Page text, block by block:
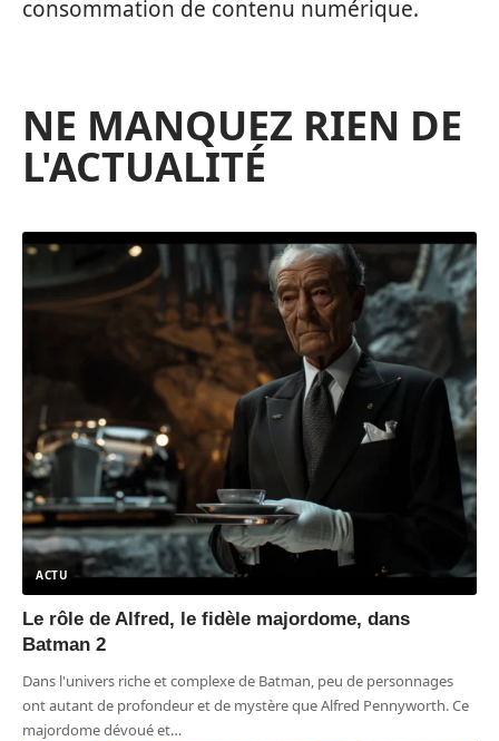
consommation de contenu numérique.
NE MANQUEZ RIEN DE
L'ACTUALITÉ
ACTU
Le rôle de Alfred, le fidèle majordome, dans
Batman 2
Dans l'univers riche et complexe de Batman, peu de personnages
ont autant de profondeur et de mystère que Alfred Pennyworth. Ce
majordome dévoué et…